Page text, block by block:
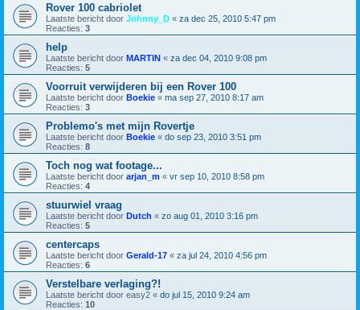
Rover 100 cabriolet
Laatste bericht door Johnny_D « za dec 25, 2010 5:47 pm
Reacties: 3
help
Laatste bericht door MARTIN « za dec 04, 2010 9:08 pm
Reacties: 5
Voorruit verwijderen bij een Rover 100
Laatste bericht door Boekie « ma sep 27, 2010 8:17 am
Reacties: 3
Problemo's met mijn Rovertje
Laatste bericht door Boekie « do sep 23, 2010 3:51 pm
Reacties: 8
Toch nog wat footage...
Laatste bericht door arjan_m « vr sep 10, 2010 8:58 pm
Reacties: 4
stuurwiel vraag
Laatste bericht door Dutch « zo aug 01, 2010 3:16 pm
Reacties: 5
centercaps
Laatste bericht door Gerald-17 « za jul 24, 2010 4:56 pm
Reacties: 6
Verstelbare verlaging?!
Laatste bericht door easy2 « do jul 15, 2010 9:24 am
Reacties: 10